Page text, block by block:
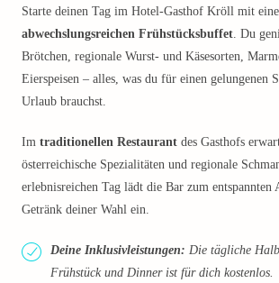
Starte deinen Tag im Hotel-Gasthof Kröll mit
abwechslungsreichen Frühstücksbuffet. Du
Brötchen, regionale Wurst- und Käsesorten,
Eierspeisen – alles, was du für einen gelungenen
Urlaub brauchst.
Im traditionellen Restaurant des Gasthofs
österreichische Spezialitäten und regionale
erlebnisreichen Tag lädt die Bar zum entspannten
Getränk deiner Wahl ein.
Deine Inklusivleistungen: Die tägliche
Frühstück und Dinner ist für dich kostenlos.